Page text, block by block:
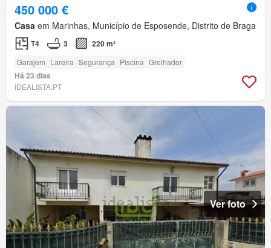
450 000 €
Casa em Marinhas, Município de Esposende, Distrito de Braga
T4 3 220 m²
Garajem Lareira Segurança Piscina Grelhador
Há 23 dias
IDEALISTA.PT
Ver foto